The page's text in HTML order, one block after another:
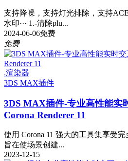
支持降噪，支持灯光排除，支持
水印··· 1.-清除plu...
2024-06-06免费
免费
.渲染器
3DS MAX插件
3DS MAX插件-专业高性能实
Corona Renderer 11
使用 Corona 11 强大的工具集享受
旨在使场景创建...
2023-12-15